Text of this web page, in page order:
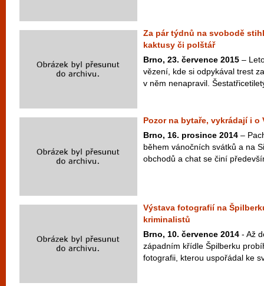
Za pár týdnů na svobodě
kaktusy či polštář
Brno, 23. července 2015 –
vězení, kde si odpykával trest
v něm nenapravil.
Pozor na bytaře, vykrádají i o
Brno, 16. prosince 2014 –
během vánočních svátků a na
obchodů a chat se činí
Výstava fotografií na
kriminalistů
Brno, 10. července 2014 - Až
západním křídle Špilberku
fotografii, kterou uspořádal ke